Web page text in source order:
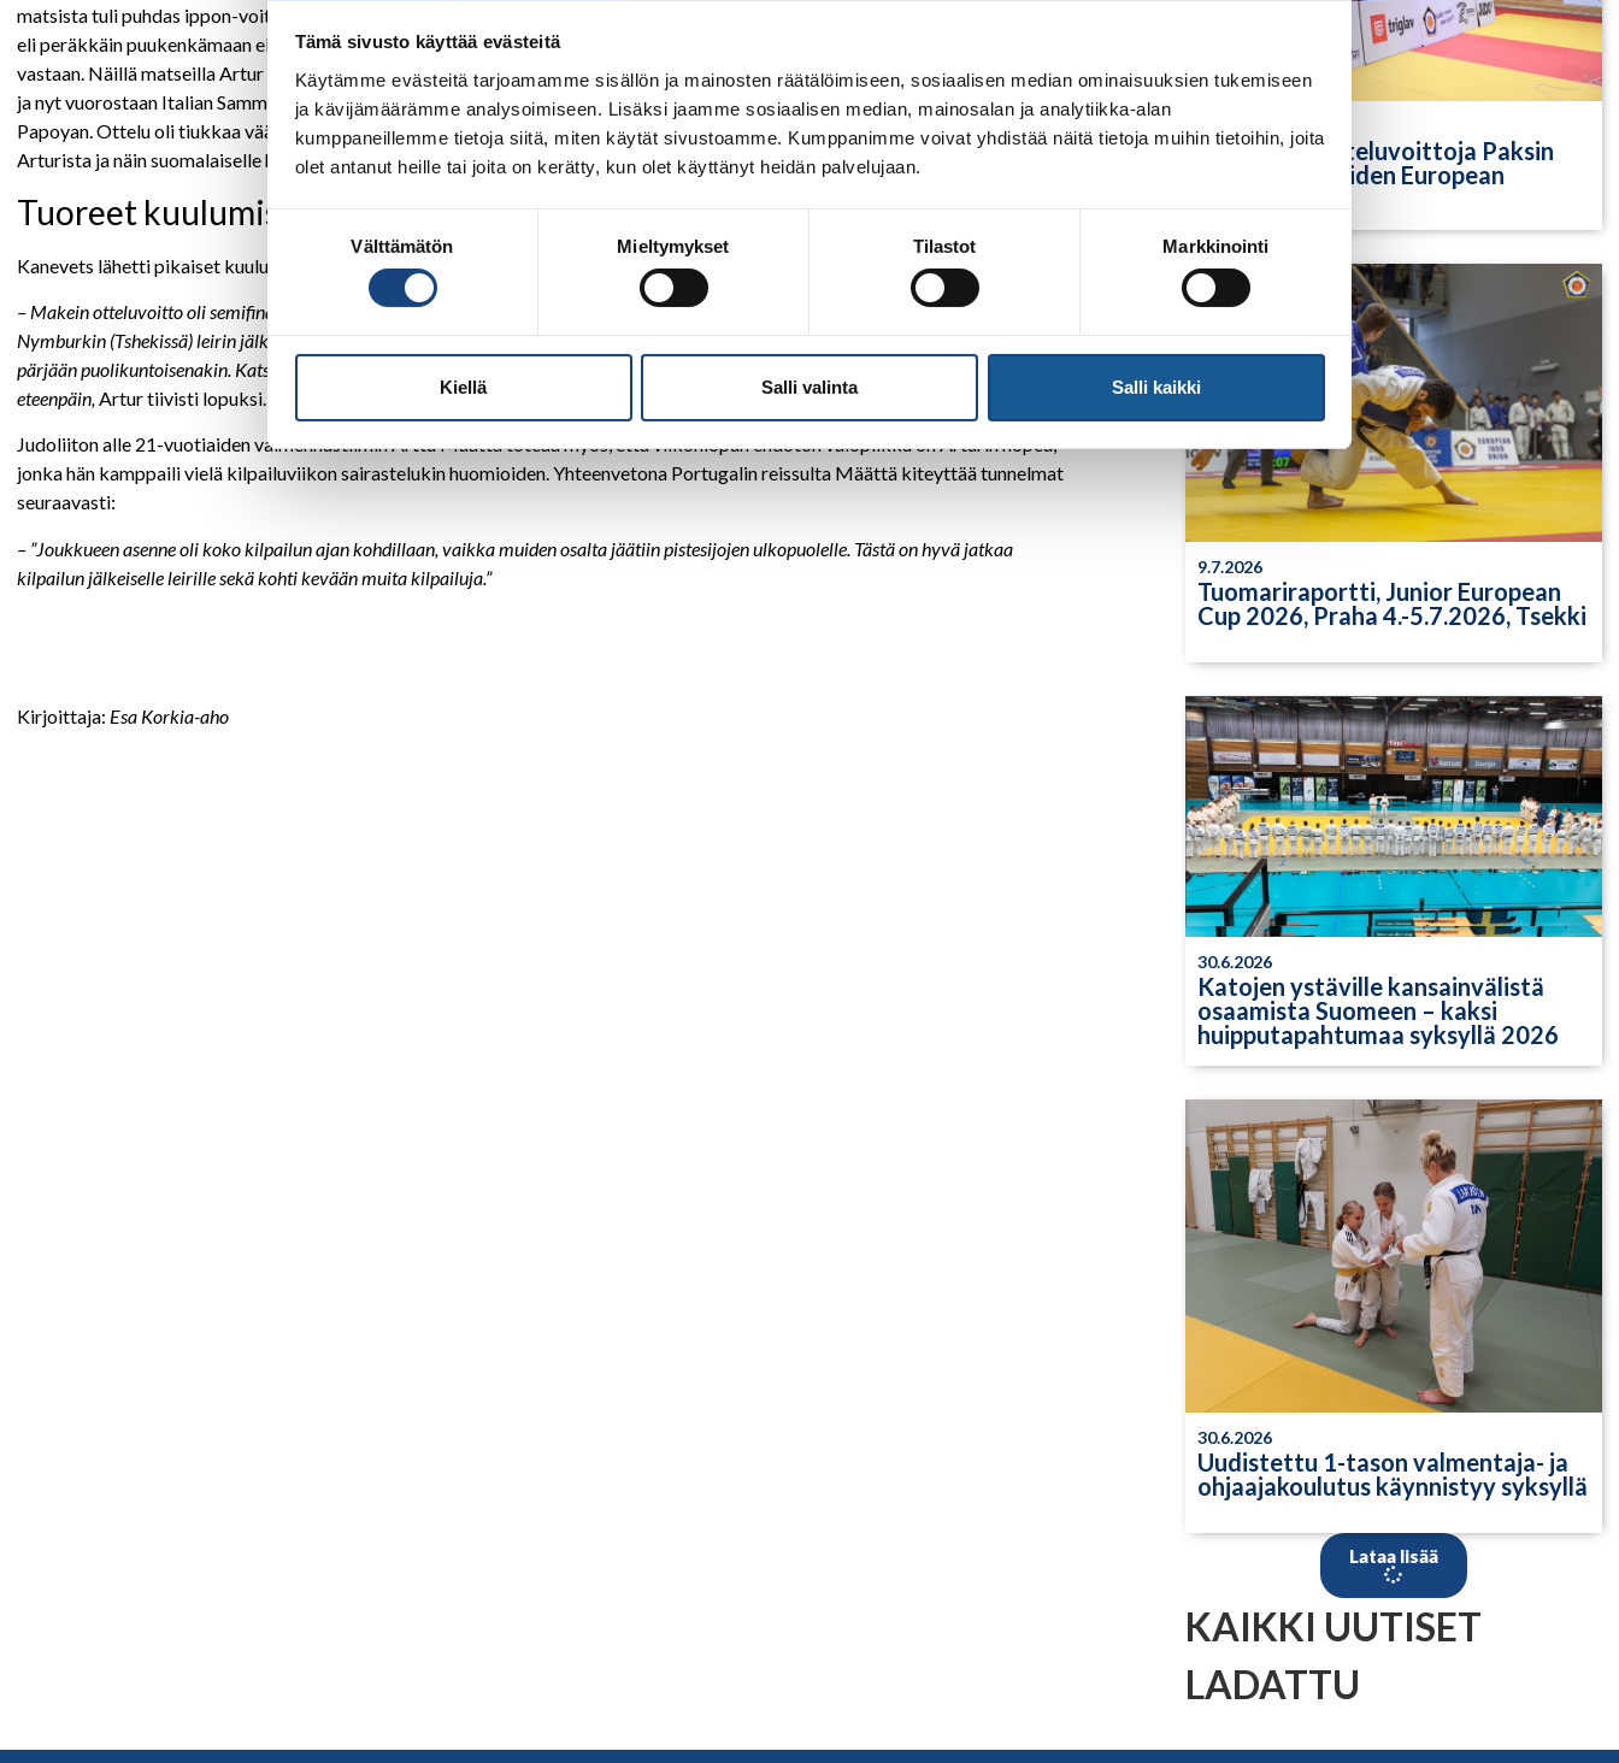
Tämä sivusto käyttää evästeitä
Käytämme evästeitä tarjoamamme sisällön ja mainosten räätälöimiseen, sosiaalisen median ominaisuuksien tukemiseen
ja kävijämäärämme analysoimiseen. Lisäksi jaamme sosiaalisen median, mainosalan ja analytiikka-alan
kumppaneillemme tietoja siitä, miten käytät sivustoamme. Kumppanimme voivat yhdistää näitä tietoja muihin tietoihin, joita
olet antanut heille tai joita on kerätty, kun olet käyttänyt heidän palvelujaan.
Suostumuksen
Välttämätön Mieltymykset Tilastot Markkinointi
Kiellä Salli valinta Salli kaikki
matsista tuli puhdas ippon-voitto Portugalin Pimentasta. Kahdella seuraavalla kierroksella Arturille oli tarjolla pari hollanikkaita,
eli peräkkäin puukenkämaan eli Hollannin ottelijat: Den Hartog ja van Herk. Molemmat saivat kokea ippon-tappiot Arturia
vastaan. Näillä matseilla Artur voitti jo poolin ja eteni semifinaaliin. Artur jatkoi hyväksi havaitulla tiellä ja otti jälleen ippon voiton
ja nyt vuorostaan Italian Sammartino sai tuta Arturin taidot ja jälleen ippon-voitto ja Artur finaaliin. Finaalissa vastaan tuli Itävallan
Papoyan. Ottelu oli tiukkaa vääntöä ja eteni lopulta jatkoajalle eli Golden Scoreen. Siellä Papoyan onnistui kaivamaan waza-arin
Arturista ja näin suomalaiselle hopeaa. Upea suoritus Arturilta!
Tuoreet kuulumiset Portugalista
Kanevets lähetti pikaiset kuulumiset bussipysäkiltä odottaessaan kyytiä kisapaikalta hotellille:
– Makein otteluvoitto oli semifinaalin tani-otoshi ja se fiilis, kun etenin finaaliin. Onnistuin mielestäni ihan hyvin siihen nähden, että olin
Nymburkin (Tshekissä) leirin jälkeen koko viikon sairaana ja mietin, että lähdenkö reissuun edes mukaan. Päätin kuitenkin isän kanssa, että
pärjään puolikuntoisenakin. Katse oli kullassa tietty, mutta sairastelu verotti osansa. Tein tilanteessa parhaani. ja tästä on hyvä jatkaa
eteenpäin,Artur tiivisti lopuksi.
Judoliiton alle 21-vuotiaiden valmennustiimin Arttu Määttä toteaa myös, että viikonlopun ehdoton valopilkku on Arturin hopea,
jonka hän kamppaili vielä kilpailuviikon sairastelukin huomioiden. Yhteenvetona Portugalin reissulta Määttä kiteyttää tunnelmat
seuraavasti:
– ”Joukkueen asenne oli koko kilpailun ajan kohdillaan, vaikka muiden osalta jäätiin pistesijojen ulkopuolelle. Tästä on hyvä jatkaa
kilpailun jälkeiselle leirille sekä kohti kevään muita kilpailuja.”
Kirjoittaja: Esa Korkia-aho
Yksittäisiä otteluvoittoja Paksin
alle 21-vuotiaiden European
9.7.2026
Tuomariraportti, Junior European
Cup 2026, Praha 4.-5.7.2026, Tsekki
30.6.2026
Katojen ystäville kansainvälistä
osaamista Suomeen – kaksi
huipputapahtumaa syksyllä 2026
30.6.2026
Uudistettu 1-tason valmentaja- ja
ohjaajakoulutus käynnistyy syksyllä
Lataa lisää
KAIKKI UUTISET
LADATTU